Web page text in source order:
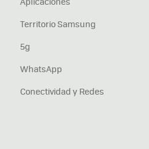
Territorio Samsung
5g
WhatsApp
Conectividad y Redes